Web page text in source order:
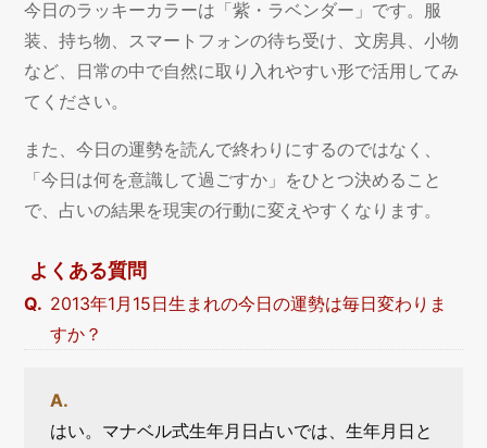
今日のラッキーカラーは「紫・ラベンダー」です。服
装、持ち物、スマートフォンの待ち受け、文房具、小物
など、日常の中で自然に取り入れやすい形で活用してみ
てください。
また、今日の運勢を読んで終わりにするのではなく、
「今日は何を意識して過ごすか」をひとつ決めること
で、占いの結果を現実の行動に変えやすくなります。
よくある質問
2013年1月15日生まれの今日の運勢は毎日変わりま
すか？
はい。マナベル式生年月日占いでは、生年月日と